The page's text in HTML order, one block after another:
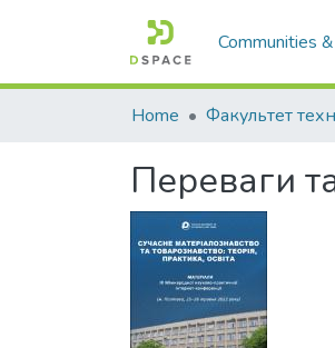
Communities
Home
Переваги